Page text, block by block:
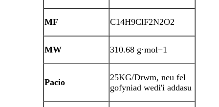
MF C14H9ClF2N2O2
MW 310.68 g·mol−1
Pacio
25KG/Drwm, neu fel
gofyniad wedi'i addasu